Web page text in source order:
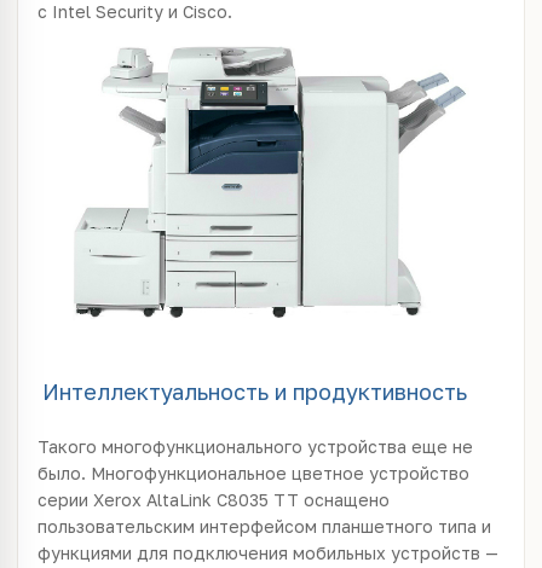
с Intel Security и Cisco.
Интеллектуальность и продуктивность
Такого многофункционального устройства еще не
было. Многофункциональное цветное устройство
серии Xerox AltaLink C8035 TT оснащено
пользовательским интерфейсом планшетного типа и
функциями для подключения мобильных устройств —